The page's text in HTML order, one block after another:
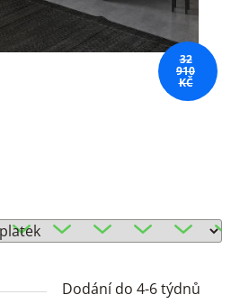
Dodání do 4-6 týdnů
32
910
KČ